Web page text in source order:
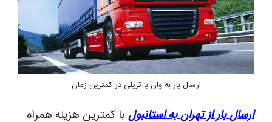
ارسال بار به وان با تریلی در کمترین زمان
ارسال بار از تهران به استانبول با کمترین هزینه همراه